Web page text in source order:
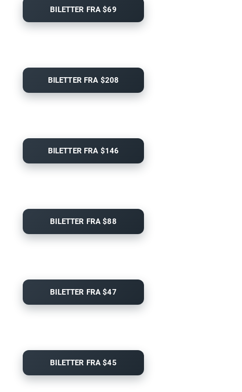
BILETTER FRA $69
BILETTER FRA $208
BILETTER FRA $146
BILETTER FRA $88
BILETTER FRA $47
BILETTER FRA $45